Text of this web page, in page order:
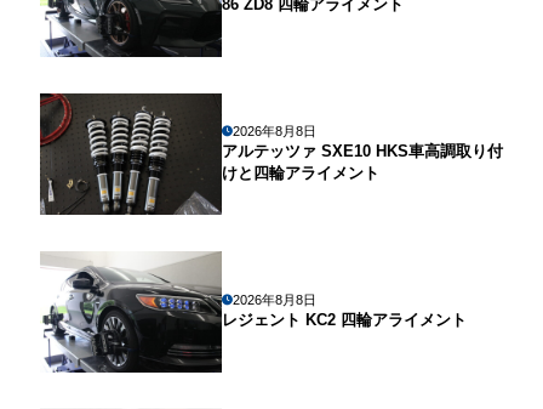
86 ZD8 四輪アライメント
2026年8月8日
アルテッツァ SXE10 HKS車高調取り付
けと四輪アライメント
2026年8月8日
レジェント KC2 四輪アライメント